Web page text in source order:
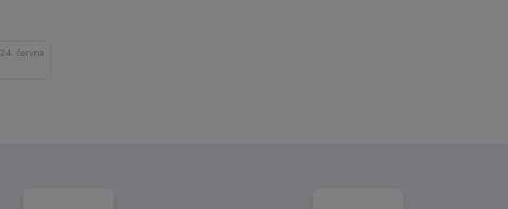
24. června